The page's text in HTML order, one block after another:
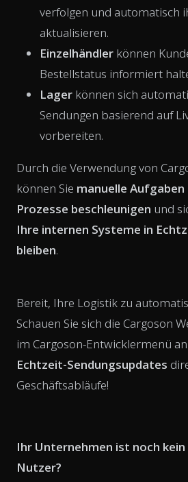
verfolgen und automatisch
aktualisieren.
Einzelhändler können
Bestellstatus informiert
Lager können sich
Sendungen basierend auf
vorbereiten.
Durch die Verwendung von
können Sie manuelle
Prozesse beschleunigen und
Ihre internen Systeme in
bleiben.
Bereit, Ihre Logistik zu
Schauen Sie sich die Cargoson
im Cargoson-Entwicklermenü
Echtzeit-Sendungsupdates
Geschäftsabläufe!
Ihr Unternehmen ist noch
Nutzer?